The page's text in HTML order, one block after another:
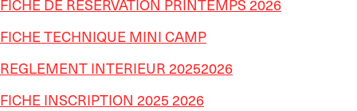
FICHE DE RESERVATION PRINTEMPS 2026
FICHE TECHNIQUE MINI CAMP
REGLEMENT INTERIEUR 20252026
FICHE INSCRIPTION 2025 2026